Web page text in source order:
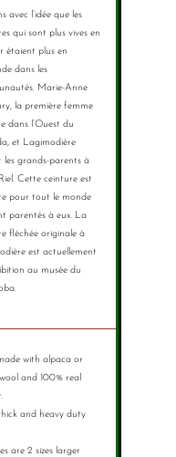
avec l’idée que les
qui sont plus vives en
étaient plus en
dans les
Marie-Anne
la première femme
dans l’Ouest du
et Lagimodière
les grands-parents à
Cette ceinture est
pour tout le monde
parentés à eux. La
fléchée originale à
est actuellement
au musée du
with alpaca or
and 100% real
and heavy duty
are 2 sizes larger